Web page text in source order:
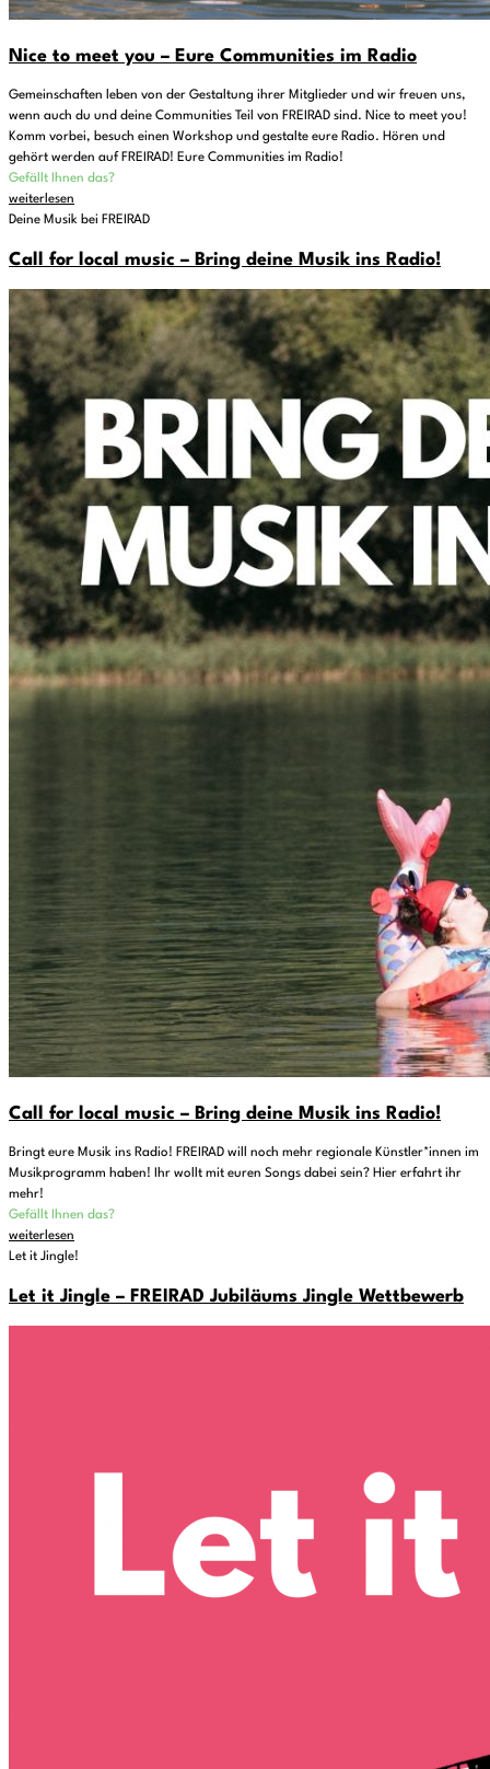
Nice to meet you – Eure Communities im Radio
Gemeinschaften leben von der Gestaltung ihrer Mitglieder und wir freuen uns,
wenn auch du und deine Communities Teil von FREIRAD sind. Nice to meet you!
Komm vorbei, besuch einen Workshop und gestalte eure Radio. Hören und
gehört werden auf FREIRAD! Eure Communities im Radio!
Gefällt Ihnen das?
weiterlesen
Deine Musik bei FREIRAD
Call for local music – Bring deine Musik ins Radio!
Call for local music – Bring deine Musik ins Radio!
Bringt eure Musik ins Radio! FREIRAD will noch mehr regionale Künstler*innen im
Musikprogramm haben! Ihr wollt mit euren Songs dabei sein? Hier erfahrt ihr
mehr!
Gefällt Ihnen das?
weiterlesen
Let it Jingle!
Let it Jingle – FREIRAD Jubiläums Jingle Wettbewerb